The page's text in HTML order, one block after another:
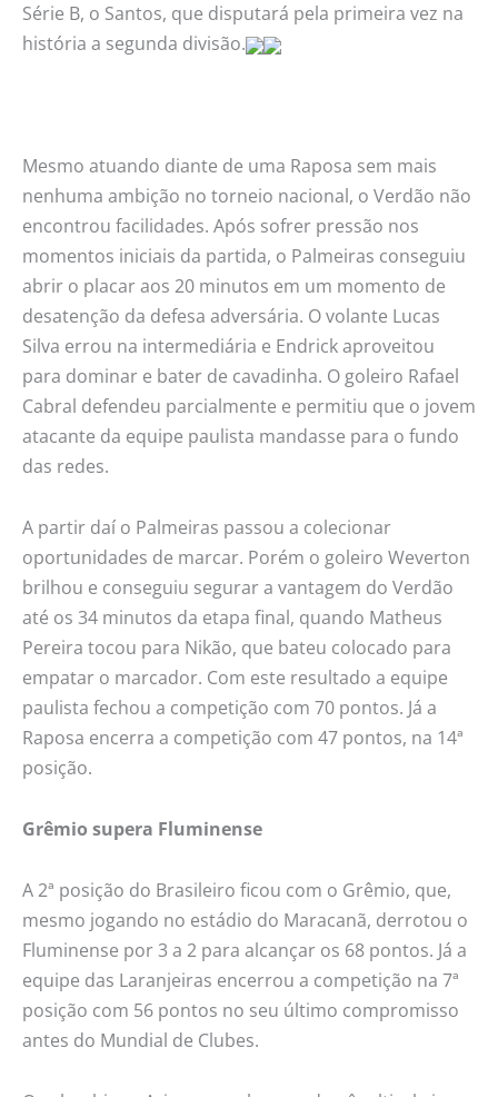
Série B, o Santos, que disputará pela primeira vez na
história a segunda divisão.
Mesmo atuando diante de uma Raposa sem mais
nenhuma ambição no torneio nacional, o Verdão não
encontrou facilidades. Após sofrer pressão nos
momentos iniciais da partida, o Palmeiras conseguiu
abrir o placar aos 20 minutos em um momento de
desatenção da defesa adversária. O volante Lucas
Silva errou na intermediária e Endrick aproveitou
para dominar e bater de cavadinha. O goleiro Rafael
Cabral defendeu parcialmente e permitiu que o jovem
atacante da equipe paulista mandasse para o fundo
das redes.
A partir daí o Palmeiras passou a colecionar
oportunidades de marcar. Porém o goleiro Weverton
brilhou e conseguiu segurar a vantagem do Verdão
até os 34 minutos da etapa final, quando Matheus
Pereira tocou para Nikão, que bateu colocado para
empatar o marcador. Com este resultado a equipe
paulista fechou a competição com 70 pontos. Já a
Raposa encerra a competição com 47 pontos, na 14ª
posição.
Grêmio supera Fluminense
A 2ª posição do Brasileiro ficou com o Grêmio, que,
mesmo jogando no estádio do Maracanã, derrotou o
Fluminense por 3 a 2 para alcançar os 68 pontos. Já a
equipe das Laranjeiras encerrou a competição na 7ª
posição com 56 pontos no seu último compromisso
antes do Mundial de Clubes.